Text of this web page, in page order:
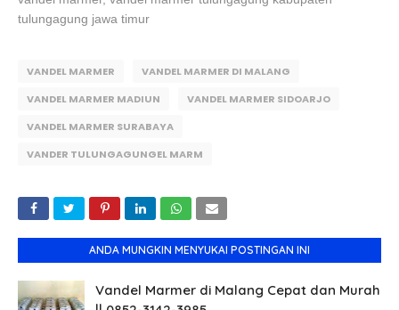
tulungagung jawa timur
VANDEL MARMER
VANDEL MARMER DI MALANG
VANDEL MARMER MADIUN
VANDEL MARMER SIDOARJO
VANDEL MARMER SURABAYA
VANDER TULUNGAGUNGEL MARM
ANDA MUNGKIN MENYUKAI POSTINGAN INI
Vandel Marmer di Malang Cepat dan Murah